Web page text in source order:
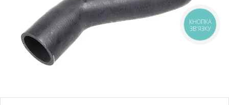
КНОПКА
ЗВ'ЯЗКУ